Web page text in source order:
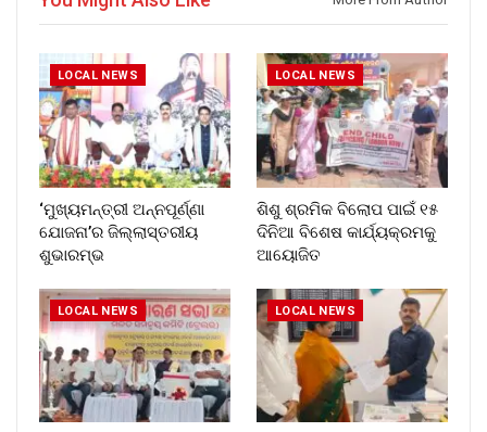
LOCAL NEWS
‘ମୁଖ୍ୟମନ୍ତ୍ରୀ ଅନ୍ନପୂର୍ଣ୍ଣା
ଯୋଜନା’ର ଜିଲ୍ଲାସ୍ତରୀୟ
ଶୁଭାରମ୍ଭ
LOCAL NEWS
ଶିଶୁ ଶ୍ରମିକ ବିଲୋପ ପାଇଁ ୧୫
ଦିନିଆ ବିଶେଷ କାର୍ଯ୍ୟକ୍ରମକୁ
ଆୟୋଜିତ
LOCAL NEWS LOCAL NEWS